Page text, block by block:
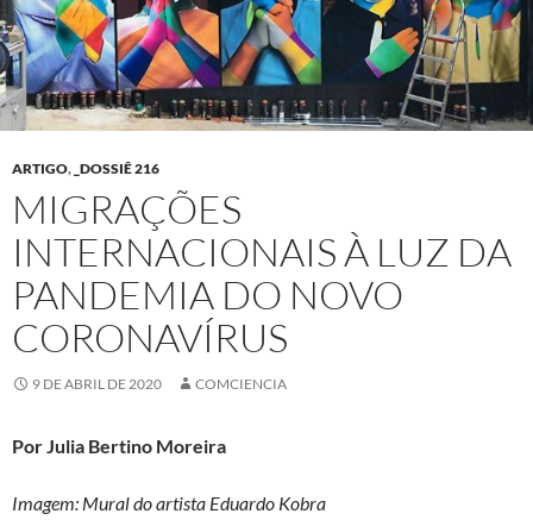
ARTIGO, _DOSSIÊ 216
MIGRAÇÕES
INTERNACIONAIS À LUZ DA
PANDEMIA DO NOVO
CORONAVÍRUS
9 DE ABRIL DE 2020 COMCIENCIA
Por Julia Bertino Moreira
Imagem: Mural do artista Eduardo Kobra